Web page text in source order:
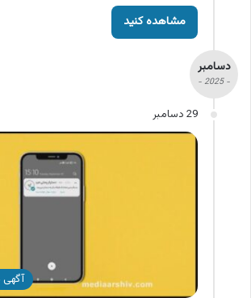
مشاهده کنید
دسامبر
- 2025 -
29 دسامبر
آگهی